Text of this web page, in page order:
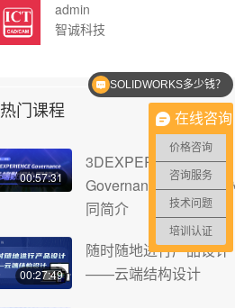
admin
智诚科技
热门课程
00:57:31
3DEXPERIENCE
Governance云端数据协
同简介
00:27:49
随时随地进行产品设计
——云端结构设计
在线咨询
价格咨询
咨询服务
技术问题
培训认证
SOLIDWORKS优惠价格
SOLIDWORKS多少钱？